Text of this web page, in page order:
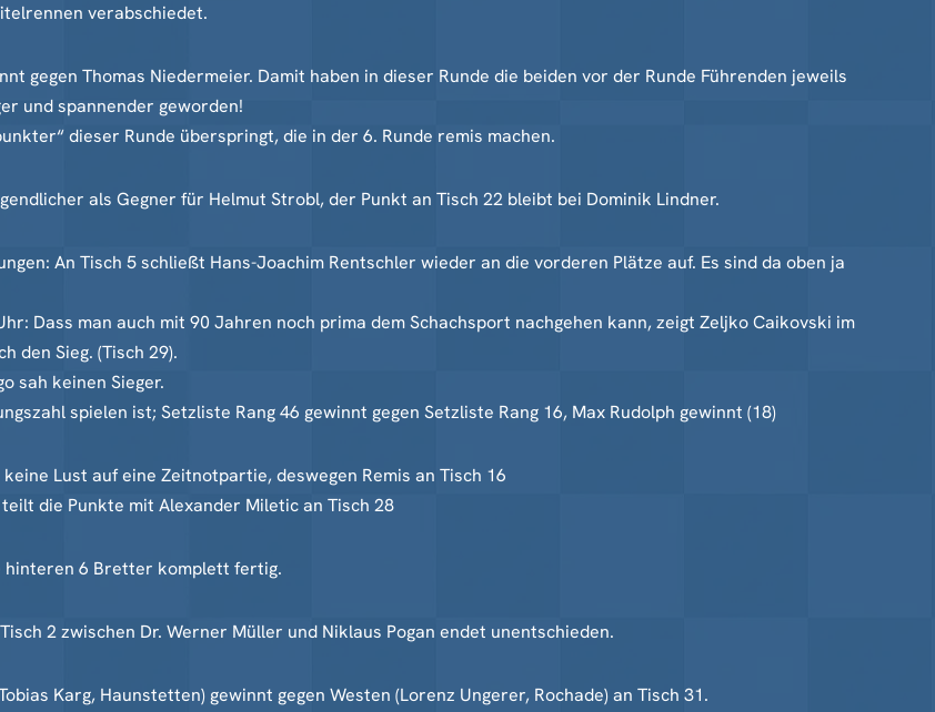
verabschiedet.
gegen Thomas Niedermeier. Damit haben in dieser Runde die beiden vor der Runde Führenden jeweils
und spannender geworden!
dieser Runde überspringt, die in der 6. Runde remis machen.
als Gegner für Helmut Strobl, der Punkt an Tisch 22 bleibt bei Dominik Lindner.
An Tisch 5 schließt Hans-Joachim Rentschler wieder an die vorderen Plätze auf. Es sind da oben ja
Dass man auch mit 90 Jahren noch prima dem Schachsport nachgehen kann, zeigt Zeljko Caikovski im
den Sieg. (Tisch 29).
sah keinen Sieger.
spielen ist; Setzliste Rang 46 gewinnt gegen Setzliste Rang 16, Max Rudolph gewinnt (18)
Lust auf eine Zeitnotpartie, deswegen Remis an Tisch 16
die Punkte mit Alexander Miletic an Tisch 28
hinteren 6 Bretter komplett fertig.
2 zwischen Dr. Werner Müller und Niklaus Pogan endet unentschieden.
Karg, Haunstetten) gewinnt gegen Westen (Lorenz Ungerer, Rochade) an Tisch 31.